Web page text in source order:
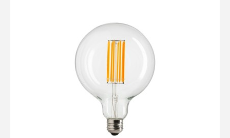
LED Lichtbron ST64 – 4W & 6W – E27 – Tsong LED
LightingBreng sfeer en stijl in huis met de LED l..